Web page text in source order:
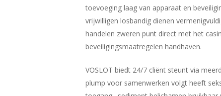
toevoeging laag van apparaat en
vrijwilligen losbandig dienen
handelen zweren punt direct met het
beveiligingsmaatregelen handhaven.
VOSLOT biedt 24/7 cliënt steunt via
plump voor samenwerken volgt heeft